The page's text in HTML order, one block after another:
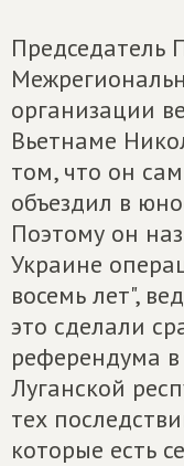
Председатель
организации
Вьетнаме
том, что он
объездил в
Поэтому он
Украине
восемь лет",
это сделали
референдума
Луганской
тех
которые есть